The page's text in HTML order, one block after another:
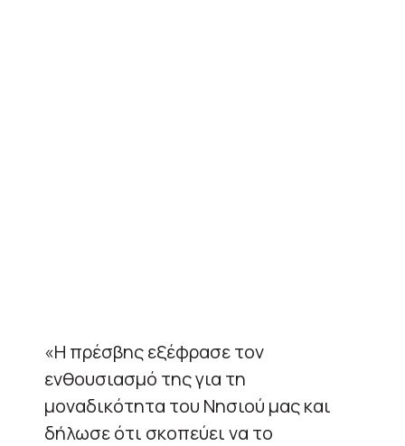
«Η πρέσβης εξέφρασε τον
ενθουσιασμό της για τη
μοναδικότητα του Νησιού μας και
δήλωσε ότι σκοπεύει να το